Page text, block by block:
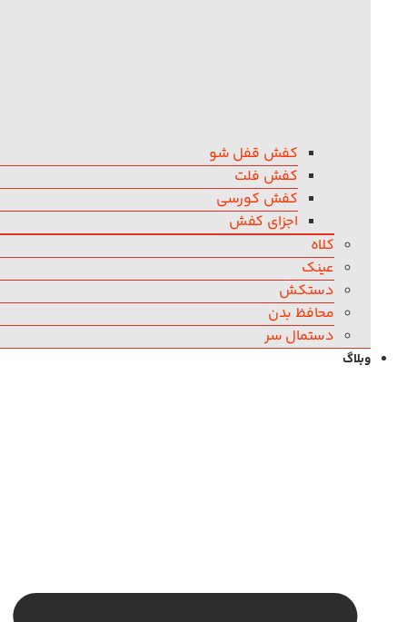
کفش قفل شو
کفش فلت
کفش کورسی
اجزای کفش
کلاه
عینک
دستکش
محافظ بدن
دستمال سر
وبلاگ